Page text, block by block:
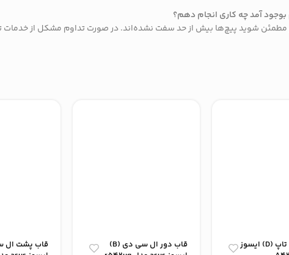
و مطمئن شوید پیچ‌ها بیش از حد سفت نشده‌اند. در صورت تداوم مشکل از
قاب کف لپ تاپ (D) ایسوز
قاب دور ال سی دی (B)